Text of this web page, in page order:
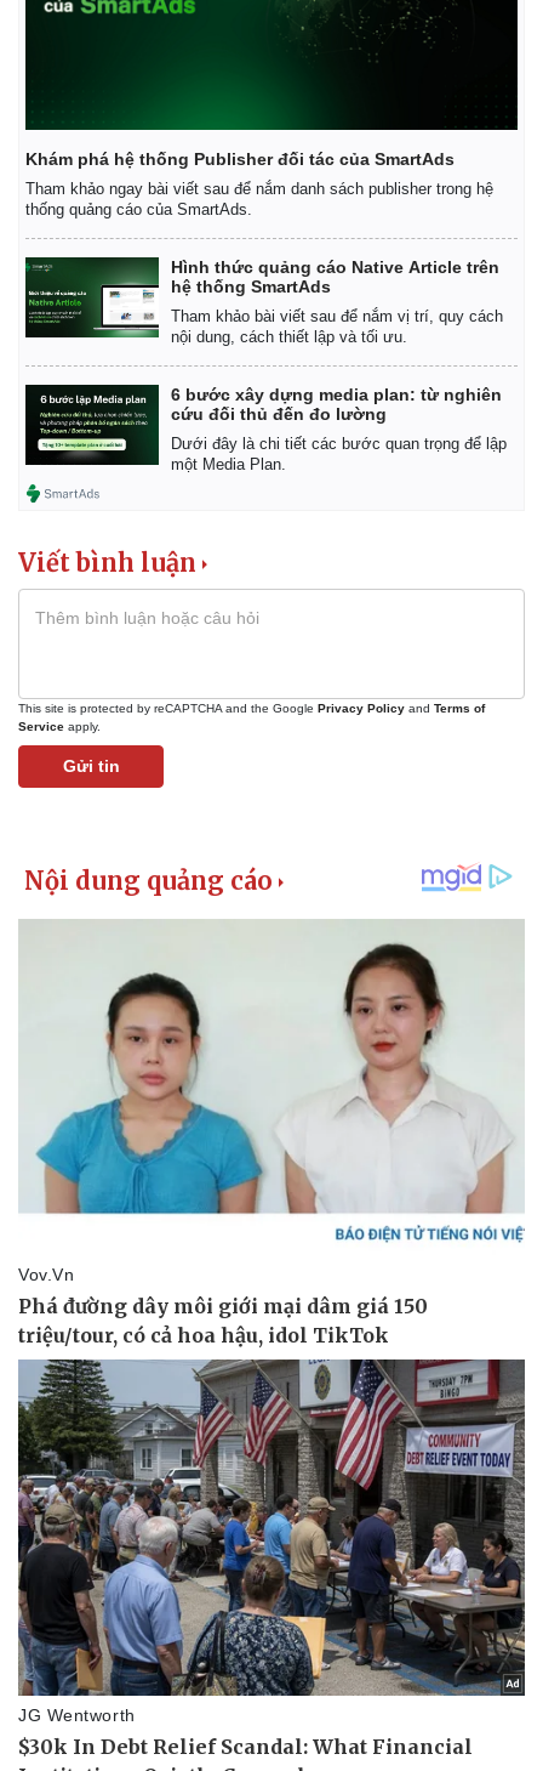
Tin nóng
Tư vấn luật
Quân sự - Quốc phòng
Việt Nam
Khám phá hệ thống Publisher đối tác của SmartAds
Tham khảo ngay bài viết sau để nắm danh sách publisher trong hệ
thống quảng cáo của SmartAds.
Hình thức quảng cáo Native Article trên
hệ thống SmartAds
Tham khảo bài viết sau để nắm vị trí, quy cách
nội dung, cách thiết lập và tối ưu.
6 bước xây dựng media plan: từ nghiên
cứu đối thủ đến đo lường
Dưới đây là chi tiết các bước quan trọng để lập
một Media Plan.
Viết bình luận
This site is protected by reCAPTCHA and the Google Privacy Policy and Terms of
Service apply.
Gửi tin